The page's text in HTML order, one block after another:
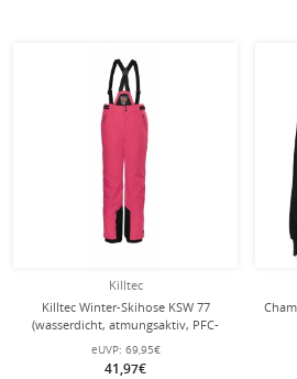
Killtec
Killtec Winter-Skihose KSW 77
(wasserdicht, atmungsaktiv, PFC-
frei, Schneefang, Kantenschutz)
neonpink Kinder Mädchen
eUVP: 69,95€
41,97€